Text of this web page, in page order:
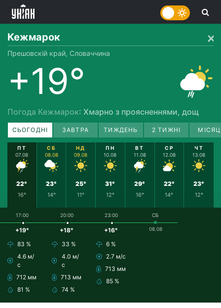
Кежмарок
Прешовскій край, Словаччина
+19°
Погода Кежмарок: Хмарно з проясненнями, дощ
СЬОГОДНІ ЗАВТРА ТИЖДЕНЬ 2 ТИЖНІ
ПТ
07.08
22°
16°
СБ
08.08
23°
14°
НД
09.08
25°
11°
ПН
10.08
31°
12°
ВТ
11.08
29°
16°
СР
12.08
22°
14°
ЧТ
13.08
23°
12°
17:00
+19°
83 %
4.6 м/
с
712 мм
81 %
20:00
+18°
33 %
4.0 м/
с
713 мм
74 %
23:00
+16°
6 %
2.7 м/с
713 мм
85 %
СБ
08.08